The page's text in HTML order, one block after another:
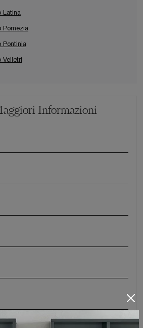
Latina
Pomezia
Pontinia
Velletri
Informazioni